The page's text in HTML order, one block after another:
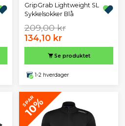
GripGrab Lightweight SL
Sykkelsokker Blå
209,00 kr
134,10 kr
Se produktet
1-2 hverdager
SPAR
10%